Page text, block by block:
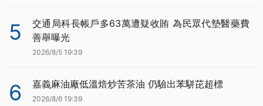
5
交通局科長帳戶多63萬遭疑收賄 為民眾代墊醫藥費
善舉曝光
2026/8/5 19:39
6 嘉義麻油廠低溫焙炒苦茶油 仍驗出苯駢芘超標
2026/8/6 19:39